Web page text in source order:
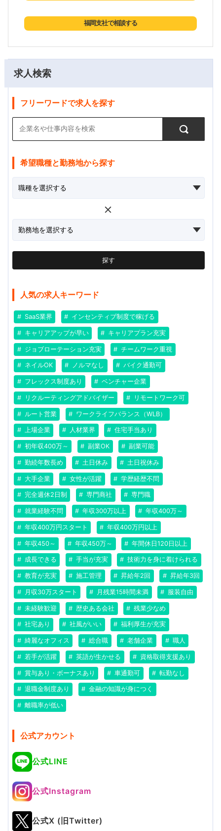
求人検索
フリーワードで求人を探す
希望職種と勤務地から探す
探す
人気の求人キーワード
SaaS業界 インセンティブ制度で稼げる
キャリアアップが早い キャリアプラン充実
ジョブローテーション充実 チームワーク重視
ネイルOK ノルマなし バイク通勤可
フレックス制度あり ベンチャー企業
リクルーティングアドバイザー リモートワーク可
ルート営業 ワークライフバランス（WLB）
上場企業 人材業界 住宅手当あり
初年収400万～ 副業OK 副業可能
勤続年数長め 土日休み 土日祝休み
大手企業 女性が活躍 学歴経歴不問
完全週休2日制 専門商社 専門職
就業経験不問 年収300万以上 年収400万～
年収400万円スタート 年収400万円以上
年収450～ 年収450万～ 年間休日120日以上
成長できる 手当が充実 技術力を身に着けられる
教育が充実 施工管理 昇給年2回 昇給年3回
月収30万スタート 月残業15時間未満 服装自由
未経験歓迎 歴史ある会社 残業少なめ
社宅あり 社風がいい 福利厚生が充実
綺麗なオフィス 総合職 老舗企業 職人
若手が活躍 英語が生かせる 資格取得支援あり
賞与あり・ボーナスあり 車通勤可 転勤なし
退職金制度あり 金融の知識が身につく
離職率が低い
公式アカウント
公式LINE
公式Instagram
公式X (旧Twitter)
福岡支社で相談する